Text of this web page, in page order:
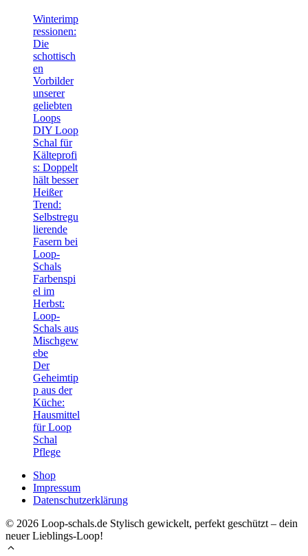
Winterimp
ressionen:
Die
schottisch
en
Vorbilder
unserer
geliebten
Loops
DIY Loop
Schal für
Kälteprofi
s: Doppelt
hält besser
Heißer
Trend:
Selbstregu
lierende
Fasern bei
Loop-
Schals
Farbenspi
el im
Herbst:
Loop-
Schals aus
Mischgew
ebe
Der
Geheimtip
p aus der
Küche:
Hausmittel
für Loop
Schal
Pflege
Shop
Impressum
Datenschutzerklärung
© 2026 Loop-schals.de Stylisch gewickelt, perfekt geschützt – dein
neuer Lieblings-Loop!